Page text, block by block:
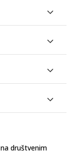
društvenim